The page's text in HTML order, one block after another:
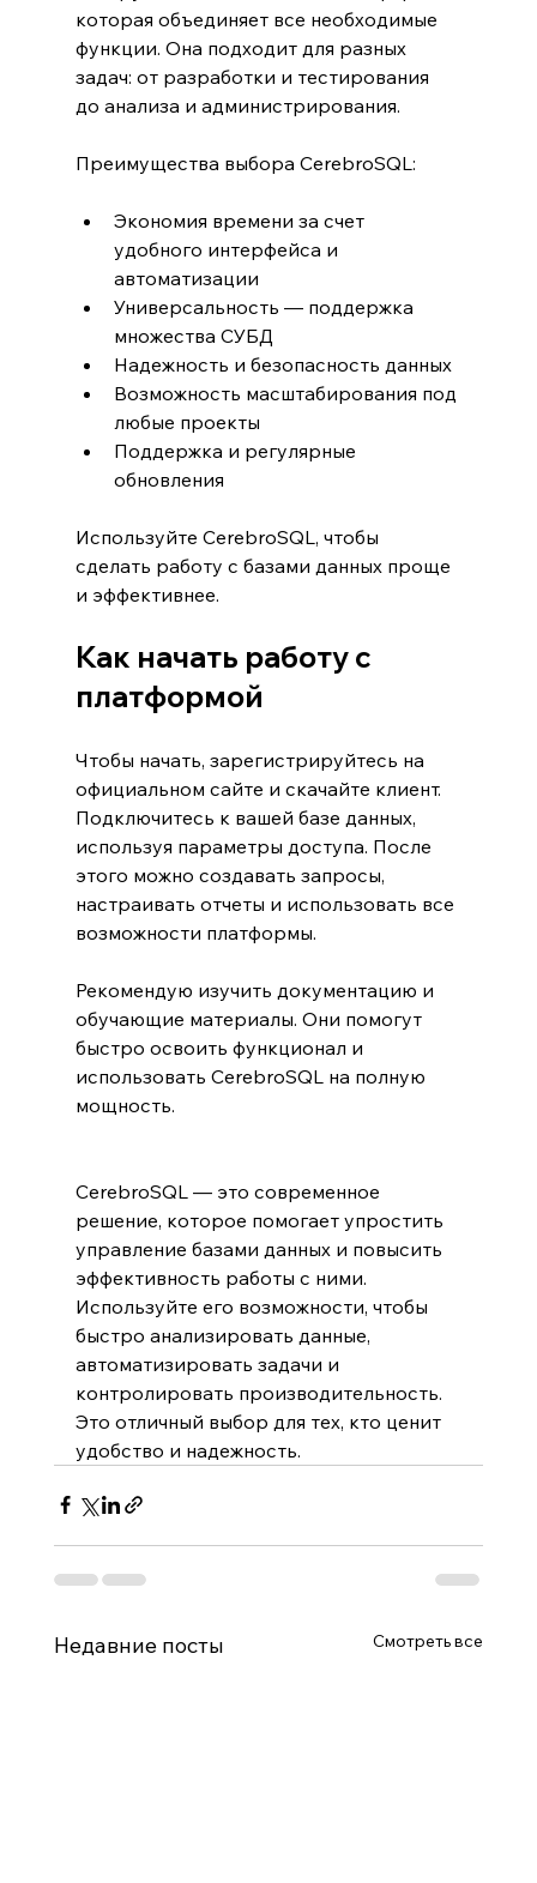
которая объединяет все необходимые
функции. Она подходит для разных
задач: от разработки и тестирования
до анализа и администрирования.
Преимущества выбора CerebroSQL:
Экономия времени за счет
удобного интерфейса и
автоматизации
Универсальность — поддержка
множества СУБД
Надежность и безопасность данных
Возможность масштабирования под
любые проекты
Поддержка и регулярные
обновления
Используйте CerebroSQL, чтобы
сделать работу с базами данных проще
и эффективнее.
Как начать работу с
платформой
Чтобы начать, зарегистрируйтесь на
официальном сайте и скачайте клиент.
Подключитесь к вашей базе данных,
используя параметры доступа. После
этого можно создавать запросы,
настраивать отчеты и использовать все
возможности платформы.
Рекомендую изучить документацию и
обучающие материалы. Они помогут
быстро освоить функционал и
использовать CerebroSQL на полную
мощность.
CerebroSQL — это современное
решение, которое помогает упростить
управление базами данных и повысить
эффективность работы с ними.
Используйте его возможности, чтобы
быстро анализировать данные,
автоматизировать задачи и
контролировать производительность.
Это отличный выбор для тех, кто ценит
удобство и надежность.
Недавние посты Смотреть все